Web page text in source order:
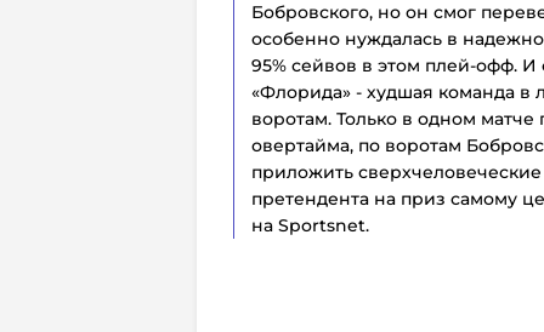
Бобровского, но он смог
особенно нуждалась в
95% сейвов в этом плей-офф. И
«Флорида» - худшая команда
воротам. Только в одном
овертайма, по воротам
приложить
претендента на приз самому
на Sportsnet.